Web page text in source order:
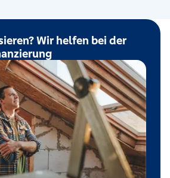
Wir helfen bei der